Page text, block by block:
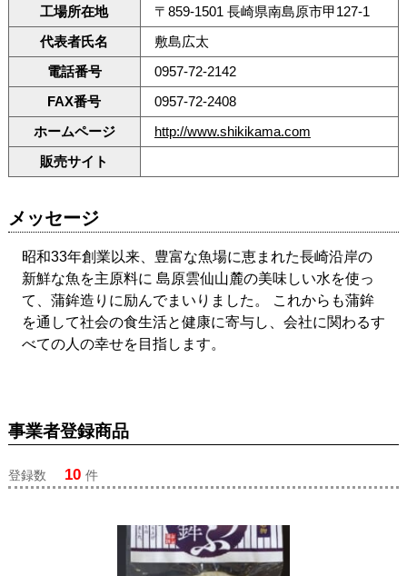
工場所在地
〒859-1501 長崎県南島原市甲127-1
代表者氏名
敷島広太
電話番号
0957-72-2142
FAX番号
0957-72-2408
ホームページ
http://www.shikikama.com
販売サイト
メッセージ
昭和33年創業以来、豊富な魚場に恵まれた長崎沿岸の
新鮮な魚を主原料に 島原雲仙山麓の美味しい水を使っ
て、蒲鉾造りに励んでまいりました。 これからも蒲鉾
を通して社会の食生活と健康に寄与し、会社に関わるす
べての人の幸せを目指します。
事業者登録商品
登録数 10 件